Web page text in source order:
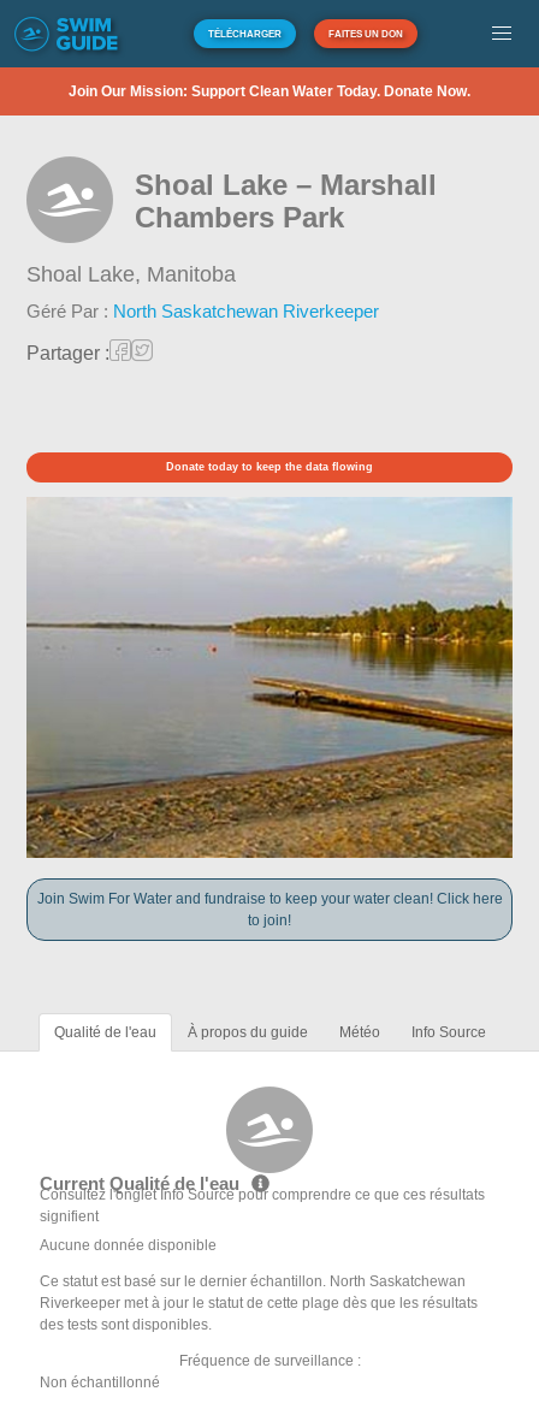
TÉLÉCHARGER FAITES UN DON
Join Our Mission: Support Clean Water Today. Donate Now.
Shoal Lake – Marshall
Chambers Park
Shoal Lake, Manitoba
Géré Par : North Saskatchewan Riverkeeper
Partager :
Donate today to keep the data flowing
Join Swim For Water and fundraise to keep your water clean! Click here
to join!
Qualité de l'eau À propos du guide Météo Info Source
Current Qualité de l'eau
Consultez l'onglet Info Source pour comprendre ce que ces résultats
signifient
Aucune donnée disponible
Ce statut est basé sur le dernier échantillon. North Saskatchewan
Riverkeeper met à jour le statut de cette plage dès que les résultats
des tests sont disponibles.
Fréquence de surveillance :
Non échantillonné